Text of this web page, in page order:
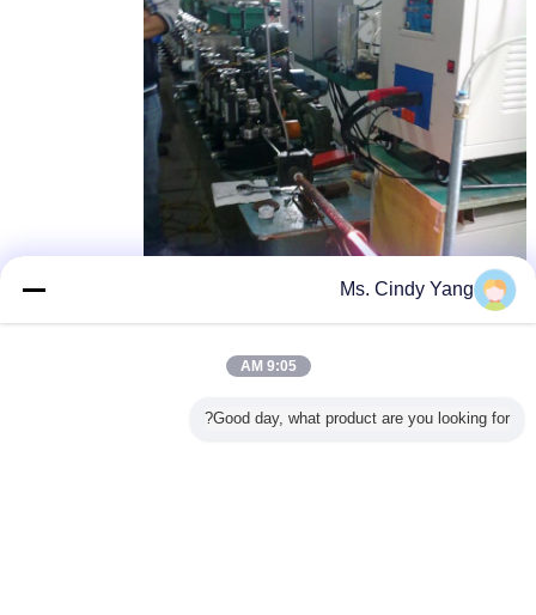
Ms. Cindy Yang
9:05 AM
Good day, what product are you looking for?